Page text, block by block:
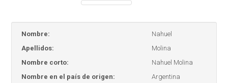
Nombre:
Nahuel
Apellidos:
Molina
Nombre corto:
Nahuel Molina
Nombre en el país de origen:
Argentina